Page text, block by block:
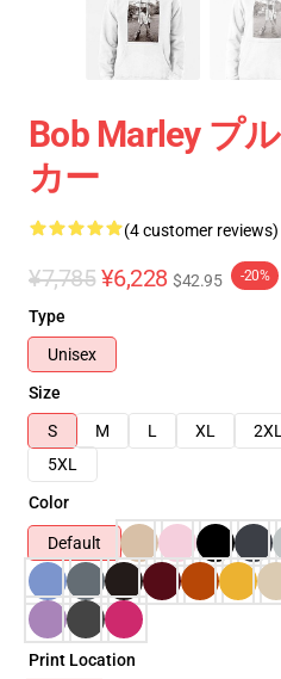
Bob Marley プ
カー
(4 customer reviews)
¥7,785 ¥6,228 $42.95 -20%
Type
Unisex
Size
S
M L XL 2XL
5XL
Color
Default
Print Location